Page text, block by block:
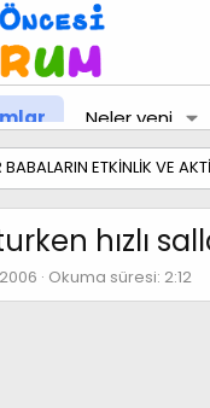
Neler yeni
BABALARIN ETKİNLİK VE
hızlı
Okuma süresi: 2:12